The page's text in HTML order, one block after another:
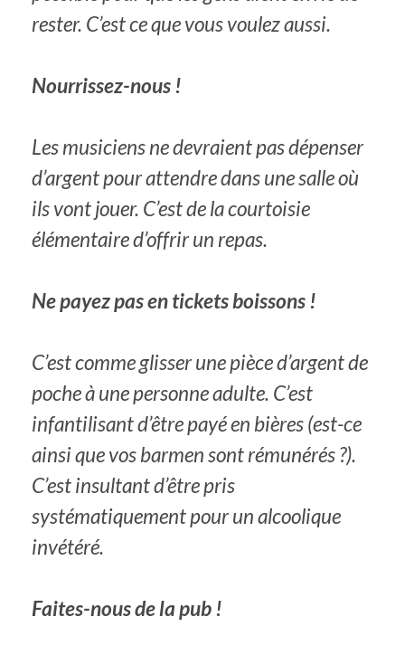
rester. C’est ce que vous voulez aussi.
Nourrissez-nous !
Les musiciens ne devraient pas dépenser
d’argent pour attendre dans une salle où
ils vont jouer. C’est de la courtoisie
élémentaire d’offrir un repas.
Ne payez pas en tickets boissons !
C’est comme glisser une pièce d’argent de
poche à une personne adulte. C’est
infantilisant d’être payé en bières (est-ce
ainsi que vos barmen sont rémunérés ?).
C’est insultant d’être pris
systématiquement pour un alcoolique
invétéré.
Faites-nous de la pub !